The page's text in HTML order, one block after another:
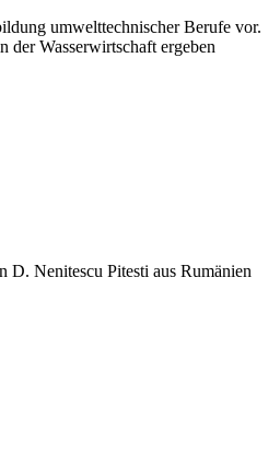
umwelttechnischer Berufe vor.
der Wasserwirtschaft ergeben
D. Nenitescu Pitesti aus Rumänien